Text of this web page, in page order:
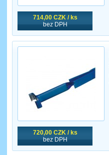
714,00 CZK / ks
bez DPH
720,00 CZK / ks
bez DPH